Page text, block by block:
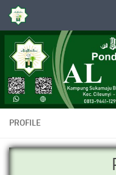
Skip to content
PROFILE